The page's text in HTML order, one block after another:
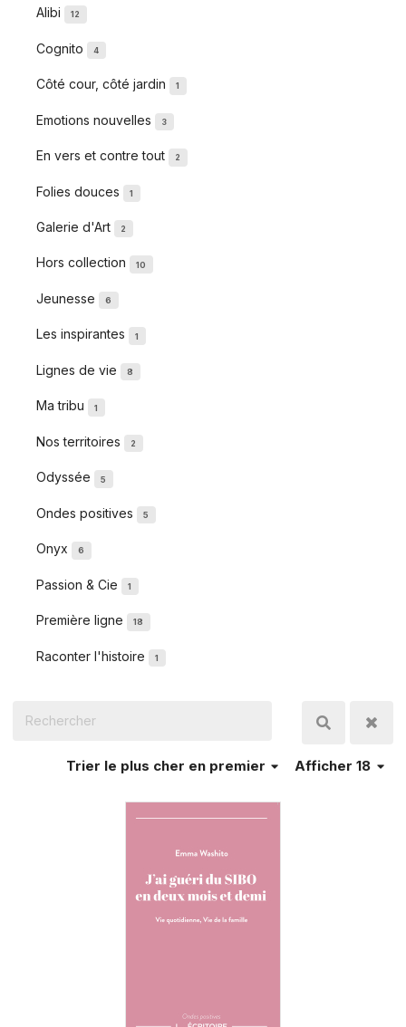
Alibi 12
Cognito 4
Côté cour, côté jardin 1
Emotions nouvelles 3
En vers et contre tout 2
Folies douces 1
Galerie d'Art 2
Hors collection 10
Jeunesse 6
Les inspirantes 1
Lignes de vie 8
Ma tribu 1
Nos territoires 2
Odyssée 5
Ondes positives 5
Onyx 6
Passion & Cie 1
Première ligne 18
Raconter l'histoire 1
Afficher 18
Trier le plus cher en premier